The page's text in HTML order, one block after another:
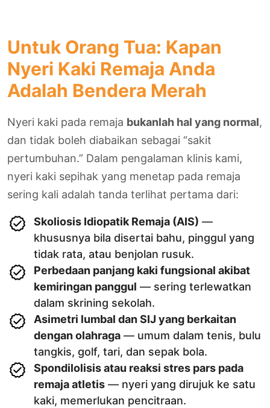
Untuk Orang Tua: Kapan
Nyeri Kaki Remaja Anda
Adalah Bendera Merah
Nyeri kaki pada remaja bukanlah hal yang normal,
dan tidak boleh diabaikan sebagai “sakit
pertumbuhan.” Dalam pengalaman klinis kami,
nyeri kaki sepihak yang menetap pada remaja
sering kali adalah tanda terlihat pertama dari:
Skoliosis Idiopatik Remaja (AIS) —
khususnya bila disertai bahu, pinggul yang
tidak rata, atau benjolan rusuk.
Perbedaan panjang kaki fungsional akibat
kemiringan panggul — sering terlewatkan
dalam skrining sekolah.
Asimetri lumbal dan SIJ yang berkaitan
dengan olahraga — umum dalam tenis, bulu
tangkis, golf, tari, dan sepak bola.
Spondilolisis atau reaksi stres pars pada
remaja atletis — nyeri yang dirujuk ke satu
kaki, memerlukan pencitraan.